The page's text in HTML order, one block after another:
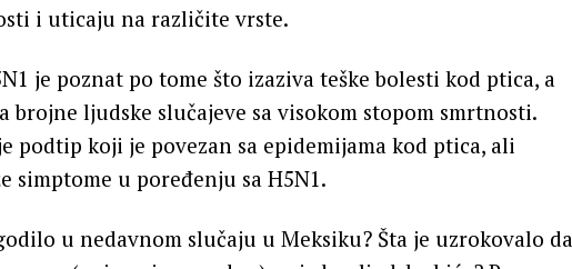
i uticaju na različite vrste.
je poznat po tome što izaziva teške bolesti kod ptica, a
brojne ljudske slučajeve sa visokom stopom smrtnosti.
podtip koji je povezan sa epidemijama kod ptica, ali
simptome u poređenju sa H5N1.
u nedavnom slučaju u Meksiku? Šta je uzrokovalo da